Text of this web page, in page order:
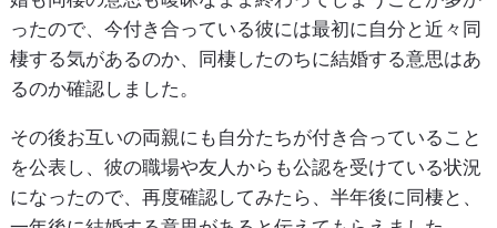
ったので、今付き合っている彼には最初に自分と近々同
棲する気があるのか、同棲したのちに結婚する意思はあ
るのか確認しました。
その後お互いの両親にも自分たちが付き合っていること
を公表し、彼の職場や友人からも公認を受けている状況
になったので、再度確認してみたら、半年後に同棲と、